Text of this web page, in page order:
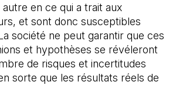
en ce qui a trait aux
et sont donc susceptibles
société ne peut garantir que ces
et hypothèses se révéleront
de risques et incertitudes
sorte que les résultats réels de